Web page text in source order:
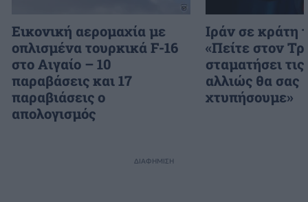
Εικονική αερομαχία με
οπλισμένα τουρκικά F-16
στο Αιγαίο – 10
παραβάσεις και 17
παραβιάσεις ο
απολογισμός
Ιράν σε κράτη
«Πείτε στον
σταματήσει
αλλιώς θα σας
χτυπήσουμε»
ΔΙΑΦΗΜΙΣΗ